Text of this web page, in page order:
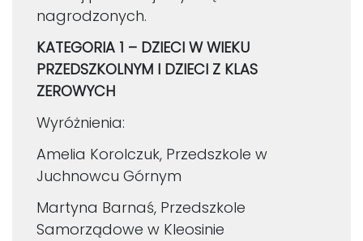
nagrodzonych.
KATEGORIA 1 – DZIECI W WIEKU
PRZEDSZKOLNYM I DZIECI Z KLAS
ZEROWYCH
Wyróżnienia:
Amelia Korolczuk, Przedszkole w
Juchnowcu Górnym
Martyna Barnaś, Przedszkole
Samorządowe w Kleosinie